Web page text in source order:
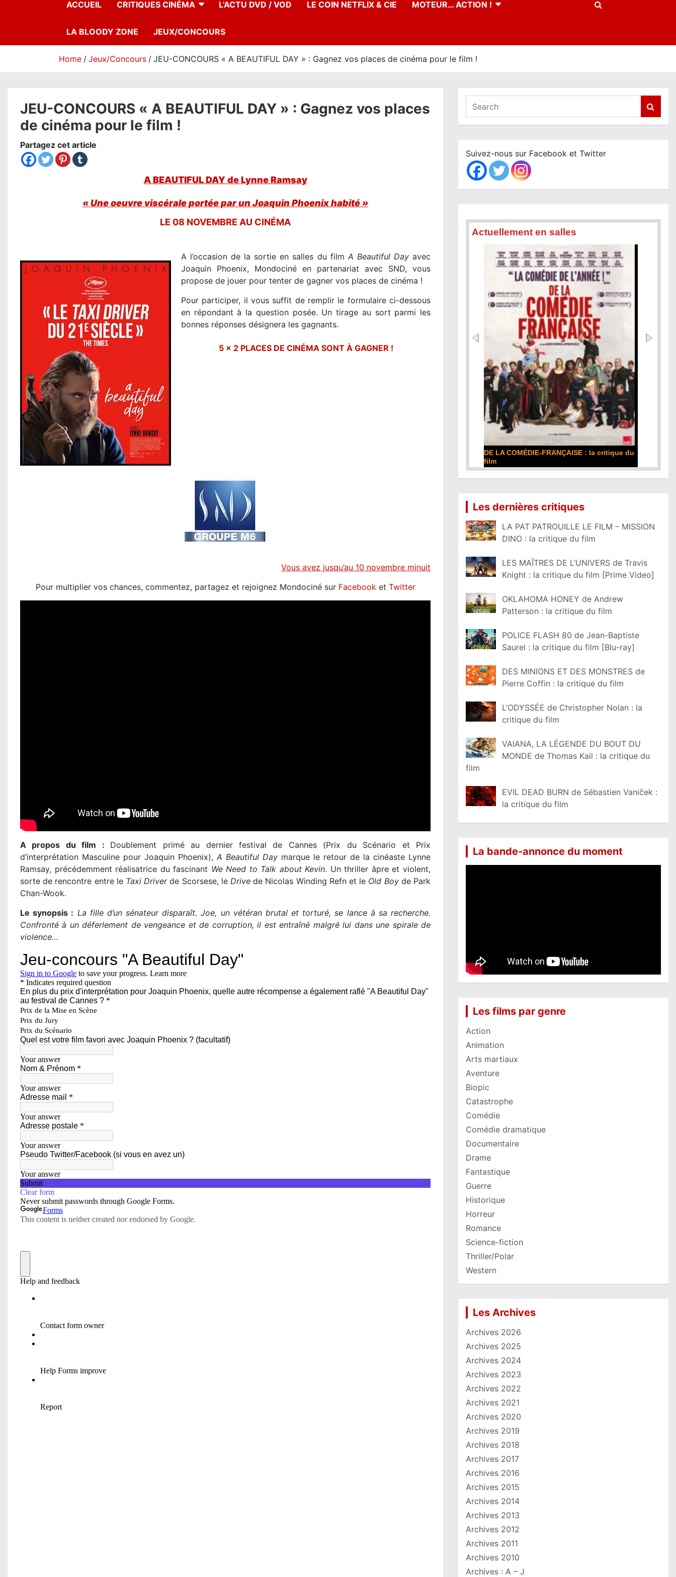
ACCUEIL CRITIQUES CINÉMA L’ACTU DVD / VOD LE COIN NETFLIX & CIE MOTEUR… ACTION !
LA BLOODY ZONE JEUX/CONCOURS
Home Jeux/Concours JEU-CONCOURS « A BEAUTIFUL DAY » : Gagnez vos places de cinéma pour le film !
JEU-CONCOURS « A BEAUTIFUL DAY » : Gagnez vos places
de cinéma pour le film !
Partagez cet article
A BEAUTIFUL DAY de Lynne Ramsay
« Une oeuvre viscérale portée par un Joaquin Phoenix habité »
LE 08 NOVEMBRE AU CINÉMA
A l’occasion de la sortie en salles du film A Beautiful Dayavec
Joaquin Phoenix, Mondociné en partenariat avec SND, vous
propose de jouer pour tenter de gagner vos places de cinéma !
Pour participer, il vous suffit de remplir le formulaire ci-dessous
en répondant à la question posée. Un tirage au sort parmi les
bonnes réponses désignera les gagnants.
5 x 2 PLACES DE CINÉMA SONT À GAGNER !
Vous avez jusqu’au 10 novembre minuit
Pour multiplier vos chances, commentez, partagez et rejoignez Mondociné sur Facebooket Twitter
A propos du film : Doublement primé au dernier festival de Cannes (Prix du Scénario et Prix
d’interprétation Masculine pour Joaquin Phoenix), A Beautiful Day marque le retour de la cinéaste Lynne
Ramsay, précédemment réalisatrice du fascinant We Need to Talk about Kevin. Un thriller âpre et violent,
sorte de rencontre entre le Taxi Driverde Scorsese, leDrive de Nicolas Winding Refn et le Old Boyde Park
Chan-Wook.
Le synopsis : La fille d’un sénateur disparaît. Joe, un vétéran brutal et torturé, se lance à sa recherche.
Confronté à un déferlement de vengeance et de corruption, il est entraîné malgré lui dans une spirale de
violence…
a
c
h
Suivez-nous sur Facebook et Twitter
Actuellement en salles
DE LA COMÉDIE-FRANÇAISE : la critique du
film
Les dernières critiques
LA PAT PATROUILLE LE FILM – MISSION
DINO : la critique du film
LES MAÎTRES DE L’UNIVERS de Travis
Knight : la critique du film [Prime Video]
OKLAHOMA HONEY de Andrew
Patterson : la critique du film
POLICE FLASH 80 de Jean-Baptiste
Saurel : la critique du film [Blu-ray]
DES MINIONS ET DES MONSTRES de
Pierre Coffin : la critique du film
L’ODYSSÉE de Christopher Nolan : la
critique du film
VAIANA, LA LÉGENDE DU BOUT DU
MONDE de Thomas Kail : la critique du
film
EVIL DEAD BURN de Sébastien Vaniček :
la critique du film
La bande-annonce du moment
Les films par genre
Action
Animation
Arts martiaux
Aventure
Biopic
Catastrophe
Comédie
Comédie dramatique
Documentaire
Drame
Fantastique
Guerre
Historique
Horreur
Romance
Science-fiction
Thriller/Polar
Western
Les Archives
Archives 2026
Archives 2025
Archives 2024
Archives 2023
Archives 2022
Archives 2021
Archives 2020
Archives 2019
Archives 2018
Archives 2017
Archives 2016
Archives 2015
Archives 2014
Archives 2013
Archives 2012
Archives 2011
Archives 2010
Archives : A – J